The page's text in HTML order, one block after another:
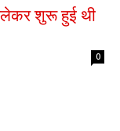
लेकर शुरू हुई थी
0